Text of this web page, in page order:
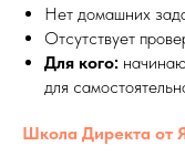
Нет домашних
Отсутствует
Для кого:
для
Школа Директа от